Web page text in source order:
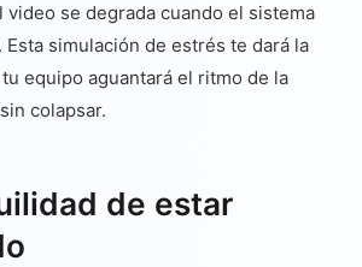
se degrada cuando el sistema
Esta simulación de estrés te dará la
equipo aguantará el ritmo de la
colapsar.
de estar